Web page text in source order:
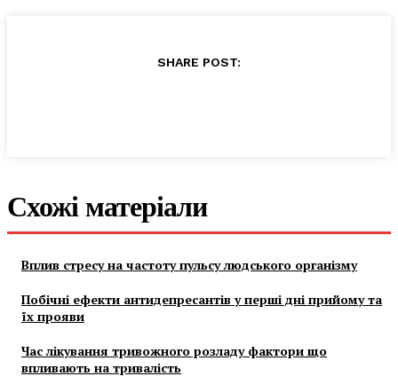
SHARE POST:
Схожі матеріали
Вплив стресу на частоту пульсу людського організму
Побічні ефекти антидепресантів у перші дні прийому та
їх прояви
Час лікування тривожного розладу фактори що
впливають на тривалість